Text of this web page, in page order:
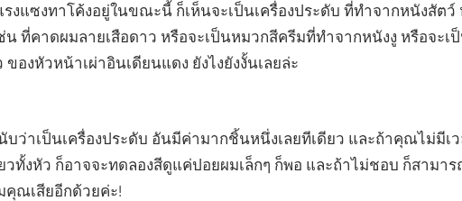
งแซงทาโค้งอยู่ในขณะนี้ ก็เห็นจะเป็นเครื่องประดับ ที่ทำจากหนังสัตว์
ที่คาดผมลายเสือดาว หรือจะเป็นหมวกสีครีมที่ทำจากหนังงู หรือจะเ
งหัวหน้าเผ่าอินเดียนแดง ยังไงยังงั้นเลยล่ะ
ว่าเป็นเครื่องประดับ อันมีค่ามากชิ้นหนึ่งเลยทีเดียว และถ้าคุณไม่มีเ
วทั้งหัว ก็อาจจะทดลองสีดูแค่ปอยผมเล็กๆ ก็พอ และถ้าไม่ชอบ ก็สามาร
คุณเสียอีกด้วยค่ะ!